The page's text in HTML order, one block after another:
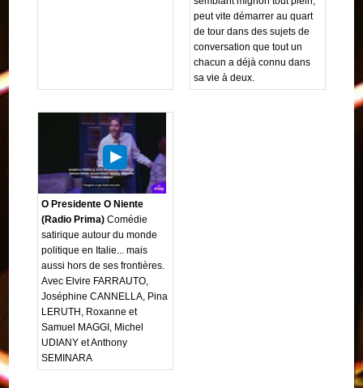
peut vite démarrer au quart
de tour dans des sujets de
conversation que tout un
chacun a déjà connu dans
sa vie à deux.
O Presidente O Niente
(Radio Prima) Comédie
satirique autour du monde
politique en Italie... mais
aussi hors de ses frontières.
Avec Elvire FARRAUTO,
Joséphine CANNELLA, Pina
LERUTH, Roxanne et
Samuel MAGGI, Michel
UDIANY et Anthony
SEMINARA